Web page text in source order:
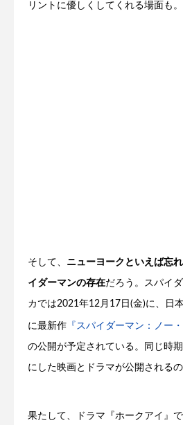
リントに優しくしてくれる場面も。
そして、 ニューヨークといえば忘
イダーマンの存在だろう。スパイ
カでは2021年12月17日(金)に、日
に最新作 『スパイダーマン：ノー
の公開が予定されている。同じ時
にした映画とドラマが公開される
果たして、ドラマ『ホークアイ』